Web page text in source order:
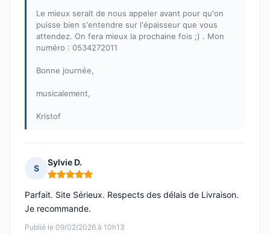
Le mieux serait de nous appeler avant pour qu'on
puisse bien s'entendre sur l'épaisseur que vous
attendez. On fera mieux la prochaine fois ;) . Mon
numéro : 0534272011
Bonne journée,
musicalement,
Kristof
S
Sylvie D.
Note : 5 sur 5
Publié le 09/02/2026 à 10h13
Parfait. Site Sérieux. Respects des délais de Livraison.
Je recommande.